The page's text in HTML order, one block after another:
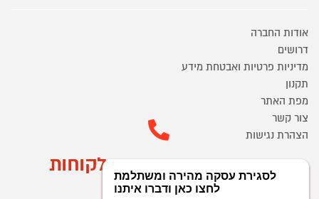
אודות החברה
דרושים
מדיניות פרטיות ואבטחת מידע
תקנון
מפת האתר
צור קשר
הצהרת נגישות
מוקד הזמנות ושירות לקוחות
03-9545370